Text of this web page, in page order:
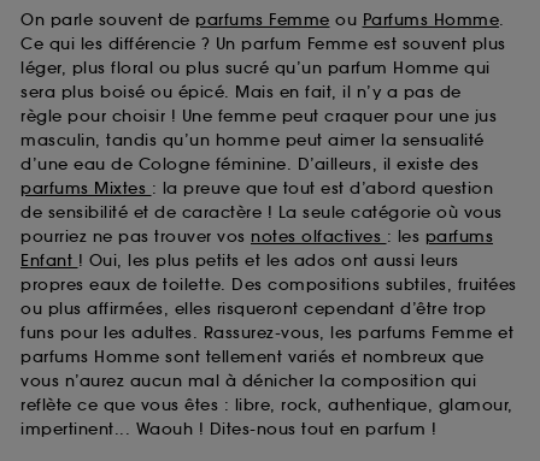
On parle souvent de parfums Femme ou Parfums Homme.
Ce qui les différencie ? Un parfum Femme est souvent plus
léger, plus floral ou plus sucré qu’un parfum Homme qui
sera plus boisé ou épicé. Mais en fait, il n’y a pas de
règle pour choisir ! Une femme peut craquer pour une jus
masculin, tandis qu’un homme peut aimer la sensualité
d’une eau de Cologne féminine. D’ailleurs, il existe des
parfums Mixtes : la preuve que tout est d’abord question
de sensibilité et de caractère ! La seule catégorie où vous
pourriez ne pas trouver vos notes olfactives : les parfums
Enfant ! Oui, les plus petits et les ados ont aussi leurs
propres eaux de toilette. Des compositions subtiles, fruitées
ou plus affirmées, elles risqueront cependant d’être trop
funs pour les adultes. Rassurez-vous, les parfums Femme et
parfums Homme sont tellement variés et nombreux que
vous n’aurez aucun mal à dénicher la composition qui
reflète ce que vous êtes : libre, rock, authentique, glamour,
impertinent... Waouh ! Dites-nous tout en parfum !